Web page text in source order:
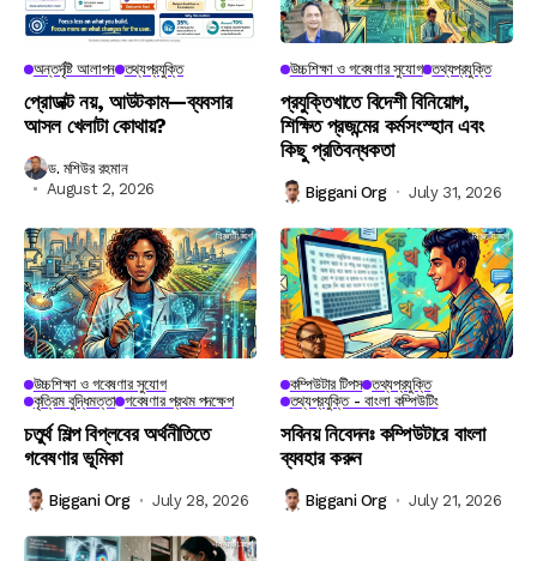
অন্তর্দৃষ্টি আলাপন তথ্যপ্রযুক্তি
প্রোডাক্ট নয়, আউটকাম—ব্যবসার
আসল খেলাটা কোথায়?
ড. মশিউর রহমান
August 2, 2026
উচ্চশিক্ষা ও গবেষণার সুযোগ তথ্যপ্রযুক্তি
প্রযুক্তিখাতে বিদেশী বিনিয়োগ,
শিক্ষিত প্রজন্মের কর্মসংস্হান এবং
কিছু প্রতিবন্ধকতা
Biggani Org July 31, 2026
উচ্চশিক্ষা ও গবেষণার সুযোগ
কৃত্রিম বুদ্ধিমত্তা গবেষণার প্রথম পদক্ষেপ
চতুর্থ শিল্প বিপ্লবের অর্থনীতিতে
গবেষণার ভূমিকা
Biggani Org July 28, 2026
কম্পিউটার টিপস তথ্যপ্রযুক্তি
তথ্যপ্রযুক্তি - বাংলা কম্পিউটিং
সবিনয় নিবেদনঃ কম্পিউটারে বাংলা
ব্যবহার করুন
Biggani Org July 21, 2026